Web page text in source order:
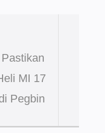
MI 17
Pegbin